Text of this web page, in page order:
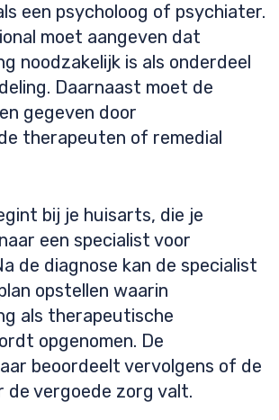
een psycholoog of psychiater.
moet aangeven dat
noodzakelijk is als onderdeel
Daarnaast moet de
gegeven door
therapeuten of remedial
bij je huisarts, die je
een specialist voor
de diagnose kan de specialist
opstellen waarin
als therapeutische
opgenomen. De
beoordeelt vervolgens of de
de vergoede zorg valt.